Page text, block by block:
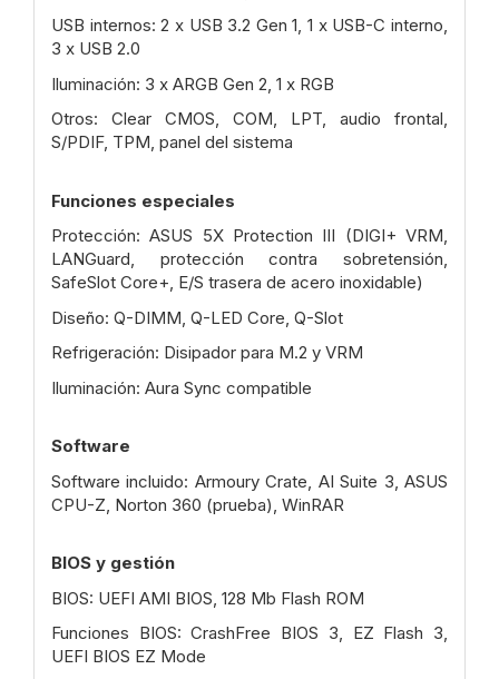
USB internos: 2 x USB 3.2 Gen 1, 1 x USB-C interno,
3 x USB 2.0
Iluminación: 3 x ARGB Gen 2, 1 x RGB
Otros: Clear CMOS, COM, LPT, audio frontal,
S/PDIF, TPM, panel del sistema
Funciones especiales
Protección: ASUS 5X Protection III (DIGI+ VRM,
LANGuard, protección contra sobretensión,
SafeSlot Core+, E/S trasera de acero inoxidable)
Diseño: Q-DIMM, Q-LED Core, Q-Slot
Refrigeración: Disipador para M.2 y VRM
Iluminación: Aura Sync compatible
Software
Software incluido: Armoury Crate, AI Suite 3, ASUS
CPU-Z, Norton 360 (prueba), WinRAR
BIOS y gestión
BIOS: UEFI AMI BIOS, 128 Mb Flash ROM
Funciones BIOS: CrashFree BIOS 3, EZ Flash 3,
UEFI BIOS EZ Mode